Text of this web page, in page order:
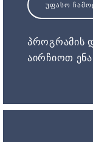
ᲣᲤᲐᲡᲝ
პროგრამის
აირჩიოთ ენა.